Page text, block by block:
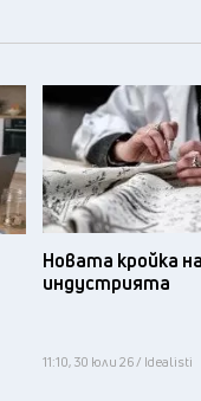
Новата кройка
индустрията
11:10, 30 юли 26 / Idealisti